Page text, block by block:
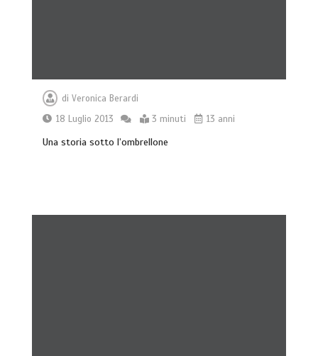
diVeronica Berardi
18 Luglio 2013
3 minuti 13 anni
Una storia sotto l’ombrellone